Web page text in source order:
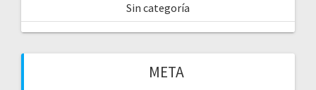
Sin categoría
META